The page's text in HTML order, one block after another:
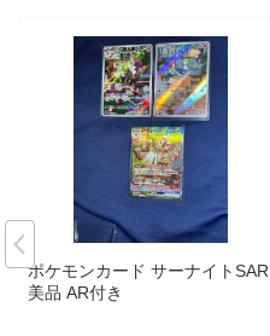
ポケモンカード サーナイトSAR
美品 AR付き